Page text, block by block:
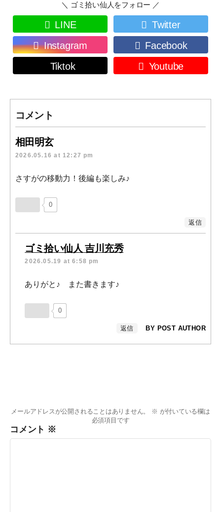
＼ ゴミ拾い仙人をフォロー ／
LINE
Twitter
Instagram
Facebook
Tiktok
Youtube
コメント
相田明玄
2026.05.16 at 12:27 pm
さすがの移動力！後編も楽しみ♪
0
返信
ゴミ拾い仙人 吉川充秀
2026.05.19 at 6:58 pm
ありがと♪ また書きます♪
0
返信 BY POST AUTHOR
メールアドレスが公開されることはありません。 ※ が付いている欄は
必須項目です
コメント ※